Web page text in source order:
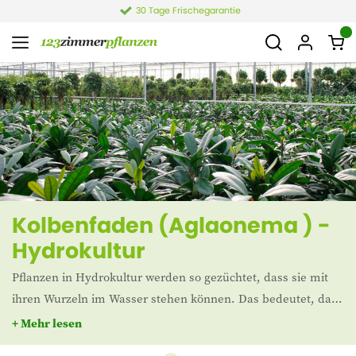
30 Tage Frischegarantie
Kolbenfaden (Aglaonema ) -
Hydrokultur
Pflanzen in Hydrokultur werden so gezüchtet, dass sie mit
ihren Wurzeln im Wasser stehen können. Das bedeutet, dass
sie in einen Container mit Hydrokörnern gepflanzt werden.
Die Aglaonema hat ein auffälliges Aussehen mit ihren
+ Mehr lesen